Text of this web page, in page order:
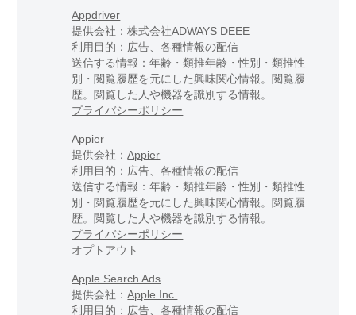
Appdriver
提供会社：株式会社ADWAYS DEEE
利用目的：広告、各種情報の配信
送信する情報：年齢・類推年齢・性別・類推性
別・閲覧履歴を元にした興味関心情報。閲覧履
歴。閲覧した人や機器を識別する情報。
プライバシーポリシー
Appier
提供会社：Appier
利用目的：広告、各種情報の配信
送信する情報：年齢・類推年齢・性別・類推性
別・閲覧履歴を元にした興味関心情報。閲覧履
歴。閲覧した人や機器を識別する情報。
プライバシーポリシー
オプトアウト
Apple Search Ads
提供会社：Apple Inc.
利用目的：広告、各種情報の配信